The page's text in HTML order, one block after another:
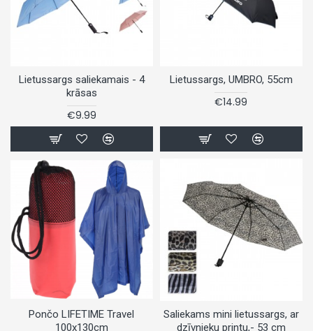
Lietussargs saliekamais - 4
krāsas
€9.99
Lietussargs, UMBRO, 55cm
€14.99
Pončo LIFETIME Travel
100x130cm
Saliekams mini lietussargs, ar
dzīvnieku printu,- 53 cm